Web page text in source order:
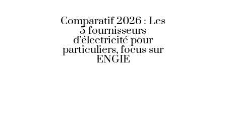
Comparatif 2026 : Les
5 fournisseurs
d’électricité pour
particuliers, focus sur
ENGIE